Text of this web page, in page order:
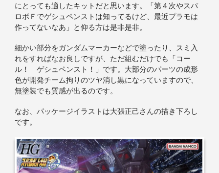
にとっても適したキットだと思います。「第４次やスパ
ロボＦでゲシュペンストは知ってるけど、最近プラモは
作ってないなあ」と仰る方は是非是非。
細かい部分をガンダムマーカーなどで塗ったり、スミ入
れをすればなお良しですが、ただ組むだけでも「コー
ル！ ゲシュペンスト！」です。大部分のパーツの成形
色が開発チーム拘りのツヤ消し黒になっていますので、
無塗装でも質感が出るのです。
なお、パッケージイラストは大張正己さんの描き下ろし
です。